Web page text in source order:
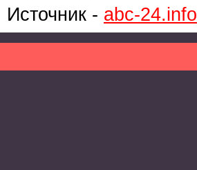
Источник - abc-24.info